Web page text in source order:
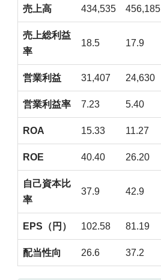
売上高 434,535 456,185
売上総利益
率
18.5 17.9
営業利益 31,407 24,630
営業利益率 7.23 5.40
ROA 15.33 11.27
ROE 40.40 26.20
自己資本比
率
37.9 42.9
EPS（円） 102.58 81.19
配当性向 26.6 37.2